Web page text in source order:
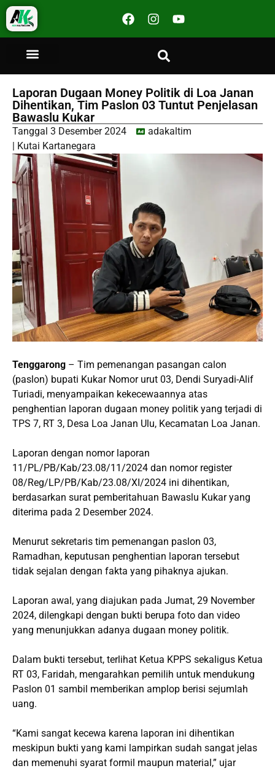
Laporan Dugaan Money Politik di Loa Janan
Dihentikan, Tim Paslon 03 Tuntut Penjelasan
Bawaslu Kukar
Tanggal 3 Desember 2024
adakaltim
Kutai Kartanegara
Tenggarong – Tim pemenangan pasangan calon
(paslon) bupati Kukar Nomor urut 03, Dendi Suryadi-Alif
Turiadi, menyampaikan kekecewaannya atas
penghentian laporan dugaan money politik yang terjadi di
TPS 7, RT 3, Desa Loa Janan Ulu, Kecamatan Loa Janan.
Laporan dengan nomor laporan
11/PL/PB/Kab/23.08/11/2024 dan nomor register
08/Reg/LP/PB/Kab/23.08/XI/2024 ini dihentikan,
berdasarkan surat pemberitahuan Bawaslu Kukar yang
diterima pada 2 Desember 2024.
Menurut sekretaris tim pemenangan paslon 03,
Ramadhan, keputusan penghentian laporan tersebut
tidak sejalan dengan fakta yang pihaknya ajukan.
Laporan awal, yang diajukan pada Jumat, 29 November
2024, dilengkapi dengan bukti berupa foto dan video
yang menunjukkan adanya dugaan money politik.
Dalam bukti tersebut, terlihat Ketua KPPS sekaligus Ketua
RT 03, Faridah, mengarahkan pemilih untuk mendukung
Paslon 01 sambil memberikan amplop berisi sejumlah
uang.
“Kami sangat kecewa karena laporan ini dihentikan
meskipun bukti yang kami lampirkan sudah sangat jelas
dan memenuhi syarat formil maupun material,” ujar